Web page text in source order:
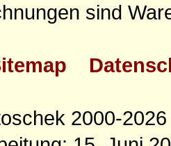
sind
2000-2026